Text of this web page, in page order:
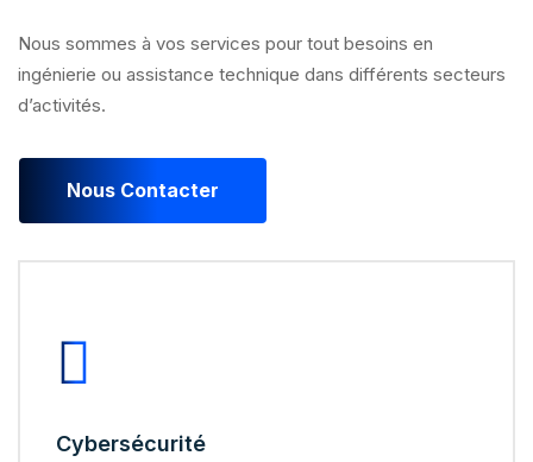
Nous sommes à vos services pour tout besoins en
ingénierie ou assistance technique dans différents secteurs
d’activités.
Nous Contacter
Cybersécurité